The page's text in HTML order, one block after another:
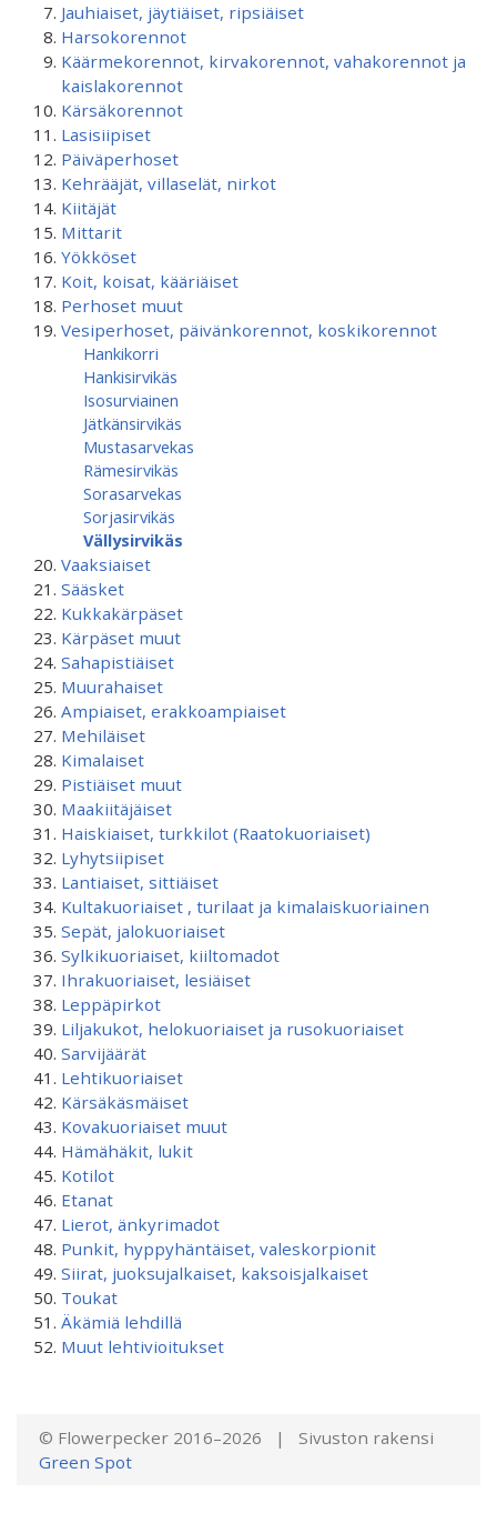
Jauhiaiset, jäytiäiset, ripsiäiset
Harsokorennot
Käärmekorennot, kirvakorennot, vahakorennot ja
kaislakorennot
Kärsäkorennot
Lasisiipiset
Päiväperhoset
Kehrääjät, villaselät, nirkot
Kiitäjät
Mittarit
Yökköset
Koit, koisat, kääriäiset
Perhoset muut
Vesiperhoset, päivänkorennot, koskikorennot
Hankikorri
Hankisirvikäs
Isosurviainen
Jätkänsirvikäs
Mustasarvekas
Rämesirvikäs
Sorasarvekas
Sorjasirvikäs
Vällysirvikäs
Vaaksiaiset
Sääsket
Kukkakärpäset
Kärpäset muut
Sahapistiäiset
Muurahaiset
Ampiaiset, erakkoampiaiset
Mehiläiset
Kimalaiset
Pistiäiset muut
Maakiitäjäiset
Haiskiaiset, turkkilot (Raatokuoriaiset)
Lyhytsiipiset
Lantiaiset, sittiäiset
Kultakuoriaiset , turilaat ja kimalaiskuoriainen
Sepät, jalokuoriaiset
Sylkikuoriaiset, kiiltomadot
Ihrakuoriaiset, lesiäiset
Leppäpirkot
Liljakukot, helokuoriaiset ja rusokuoriaiset
Sarvijäärät
Lehtikuoriaiset
Kärsäkäsmäiset
Kovakuoriaiset muut
Hämähäkit, lukit
Kotilot
Etanat
Lierot, änkyrimadot
Punkit, hyppyhäntäiset, valeskorpionit
Siirat, juoksujalkaiset, kaksoisjalkaiset
Toukat
Äkämiä lehdillä
Muut lehtivioitukset
© Flowerpecker 2016–2026 | Sivuston rakensi
Green Spot